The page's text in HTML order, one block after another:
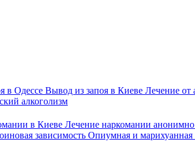
в Одессе Вывод из запоя в Киеве Лечение от
алкоголизм
в Киеве Лечение наркомании
зависимость Опиумная и марихуанная